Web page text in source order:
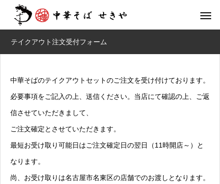
テイクアウト注文受付フォーム
中華そばのテイクアウトセットのご注文を受け付けております。
必要事項をご記入の上、送信ください。当店にて確認の上、ご返
信させていただきまして、
ご注文確定とさせていただきます。
最短お受け取り可能日はご注文確定日の翌日（11時開店～）と
なります。
尚、お受け取りは名古屋市名東区の店舗でのお渡しとなります。